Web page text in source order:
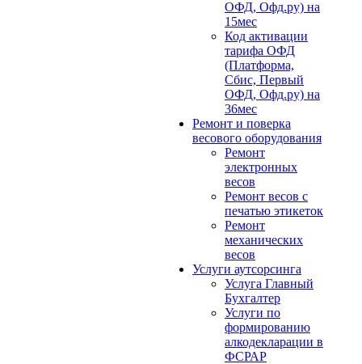
ОФД, Офд.ру) на
15мес
Код активации
тарифа ОФД
(Платформа,
Сбис, Первый
ОФД, Офд.ру) на
36мес
Ремонт и поверка
весового оборудования
Ремонт
электронных
весов
Ремонт весов с
печатью этикеток
Ремонт
механических
весов
Услуги аутсорсинга
Услуга Главный
Бухгалтер
Услуги по
формированию
алкодекларации в
ФСРАР